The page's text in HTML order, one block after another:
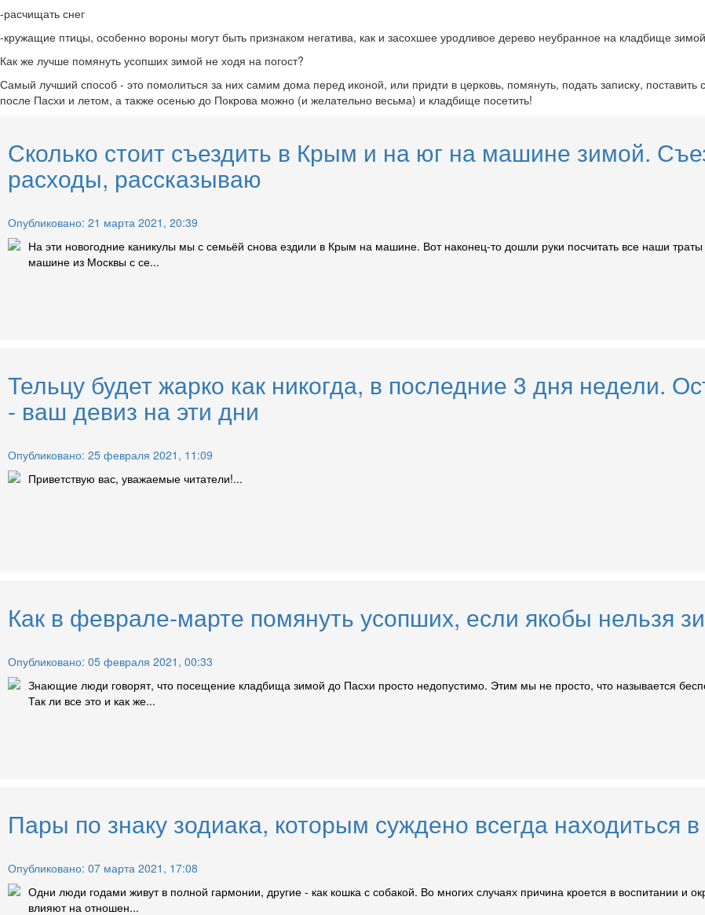
-расчищать снег
-кружащие птицы, особенно вороны могут быть признаком негатива, как и засохшее уродливое дерево неубранное на кладбище
Как же лучше помянуть усопших зимой не ходя на погост?
Самый лучший способ - это помолиться за них самим дома перед иконой, или придти в церковь, помянуть, подать записку, поставить
после Пасхи и летом, а также осенью до Покрова можно (и желательно весьма) и кладбище посетить!
Сколько стоит съездить в Крым и на юг на машине зимой.
расходы, рассказываю
Опубликовано: 21 марта 2021, 20:39
На эти новогодние каникулы мы с семьёй снова ездили в Крым на машине. Вот наконец-то дошли руки посчитать все наши
машине из Москвы с се...
Тельцу будет жарко как никогда, в последние 3 дня недели.
- ваш девиз на эти дни
Опубликовано: 25 февраля 2021, 11:09
Приветствую вас, уважаемые читатели!...
Как в феврале-марте помянуть усопших, если якобы нельзя
Опубликовано: 05 февраля 2021, 00:33
Знающие люди говорят, что посещение кладбища зимой до Пасхи просто недопустимо. Этим мы не просто, что называется
Так ли все это и как же...
Пары по знаку зодиака, которым суждено всегда находиться
Опубликовано: 07 марта 2021, 17:08
Одни люди годами живут в полной гармонии, другие - как кошка с собакой. Во многих случаях причина кроется в воспитании и
влияют на отношен...